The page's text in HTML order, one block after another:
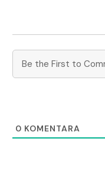
0 KOMENTARA